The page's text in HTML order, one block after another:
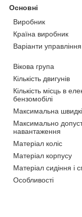
Основні
Виробник
Країна виробник
Варіанти управління
Вікова група
Кількість двигунів
Кількість місць в
бензомобілі
Максимальна
Максимально
навантаження
Матеріал коліс
Матеріал корпусу
Матеріал сидіння і
Особливості